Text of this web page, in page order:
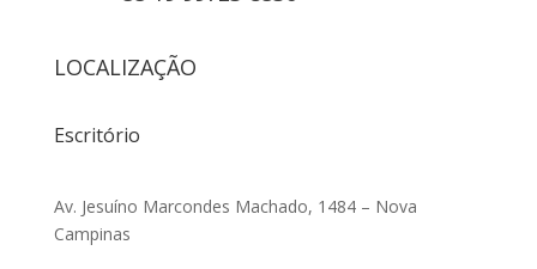
LOCALIZAÇÃO
Escritório
Av. Jesuíno Marcondes Machado, 1484 – Nova
Campinas